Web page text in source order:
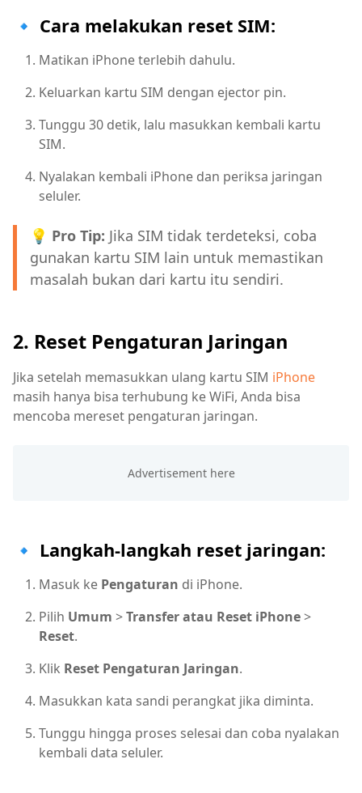
🔹 Cara melakukan reset SIM:
Matikan iPhone terlebih dahulu.
Keluarkan kartu SIM dengan ejector pin.
Tunggu 30 detik, lalu masukkan kembali kartu
SIM.
Nyalakan kembali iPhone dan periksa jaringan
seluler.
💡 Pro Tip: Jika SIM tidak terdeteksi, coba
gunakan kartu SIM lain untuk memastikan
masalah bukan dari kartu itu sendiri.
2. Reset Pengaturan Jaringan
Jika setelah memasukkan ulang kartu SIM iPhone
masih hanya bisa terhubung ke WiFi, Anda bisa
mencoba mereset pengaturan jaringan.
🔹 Langkah-langkah reset jaringan:
Masuk ke Pengaturan di iPhone.
Pilih Umum >Transfer atau Reset iPhone>
Reset.
Klik Reset Pengaturan Jaringan.
Masukkan kata sandi perangkat jika diminta.
Tunggu hingga proses selesai dan coba nyalakan
kembali data seluler.